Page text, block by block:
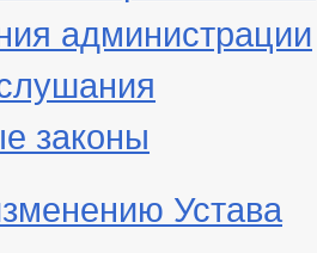
администрации
законы
Устава